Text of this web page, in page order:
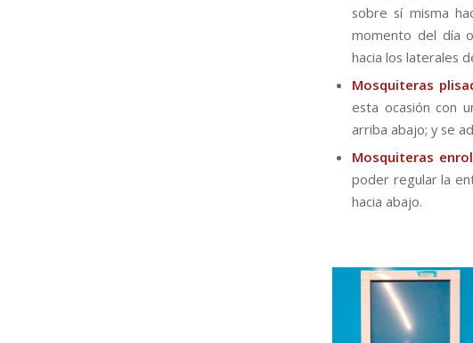
sobre sí misma
momento del día
hacia los laterales
Mosquiteras
esta ocasión con
arriba abajo; y se
Mosquiteras
poder regular la
hacia abajo.